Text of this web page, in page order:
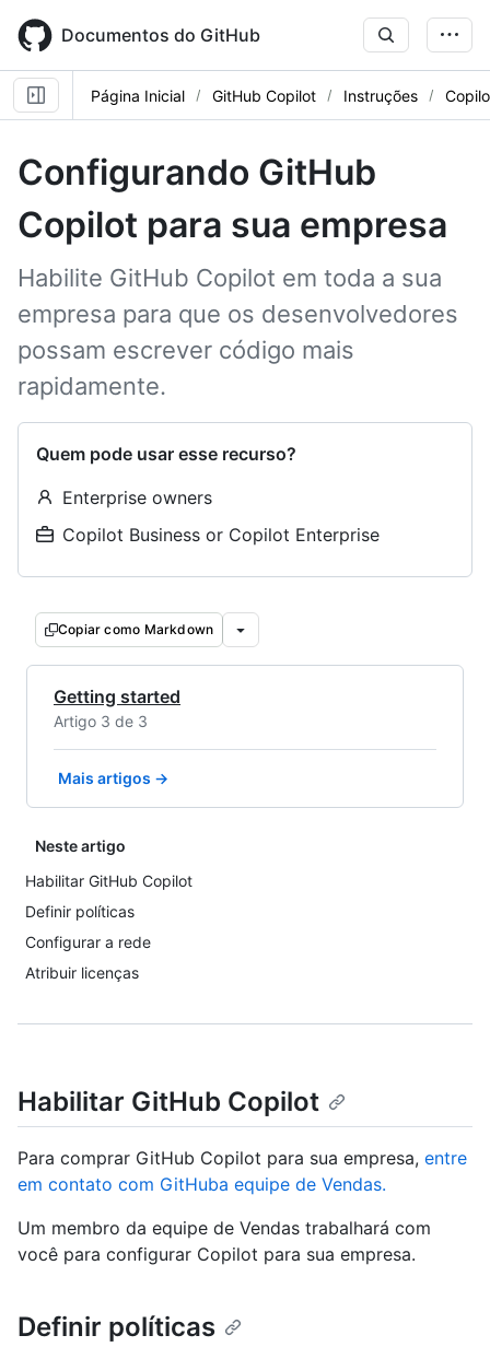
main
content
Documentos do GitHub
Página Inicial GitHub Copilot Instruções
Configurando GitHub
Copilot para sua empresa
Habilite GitHub Copilot em toda a sua
empresa para que os desenvolvedores
possam escrever código mais
rapidamente.
Quem pode usar esse recurso?
Enterprise owners
Copilot Business or Copilot Enterprise
Copiar como Markdown
Getting started
Artigo 3 de 3
Mais artigos →
Neste artigo
Habilitar GitHub Copilot
Definir políticas
Configurar a rede
Atribuir licenças
Habilitar GitHub Copilot
Para comprar GitHub Copilot para sua empresa, entre
em contato com GitHuba equipe de Vendas.
Um membro da equipe de Vendas trabalhará com
você para configurar Copilot para sua empresa.
Definir políticas